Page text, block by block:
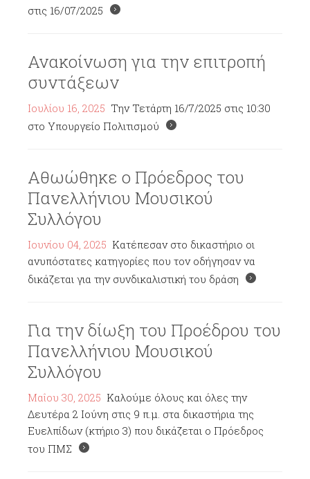
στις 16/07/2025
Ανακοίνωση για την επιτροπή
συντάξεων
Ιουλίου 16, 2025 Την Τετάρτη 16/7/2025 στις 10:30
στο Υπουργείο Πολιτισμού
Αθωώθηκε ο Πρόεδρος του
Πανελλήνιου Μουσικού
Συλλόγου
Ιουνίου 04, 2025 Κατέπεσαν στο δικαστήριο οι
ανυπόστατες κατηγορίες που τον οδήγησαν να
δικάζεται για την συνδικαλιστική του δράση
Για την δίωξη του Προέδρου του
Πανελλήνιου Μουσικού
Συλλόγου
Μαΐου 30, 2025 Καλούμε όλους και όλες την
Δευτέρα 2 Ιούνη στις 9 π.μ. στα δικαστήρια της
Ευελπίδων (κτήριο 3) που δικάζεται ο Πρόεδρος
του ΠΜΣ